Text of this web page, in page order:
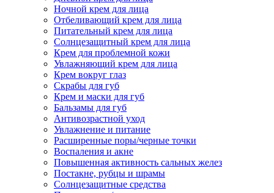
Ночной крем для лица
Отбеливающий крем для лица
Питательный крем для лица
Солнцезащитный крем для лица
Крем для проблемной кожи
Увлажняющий крем для лица
Крем вокруг глаз
Скрабы для губ
Крем и маски для губ
Бальзамы для губ
Антивозрастной уход
Увлажнение и питание
Расширенные поры/черные точки
Воспаления и акне
Повышенная активность сальных желез
Постакне, рубцы и шрамы
Солнцезащитные средства